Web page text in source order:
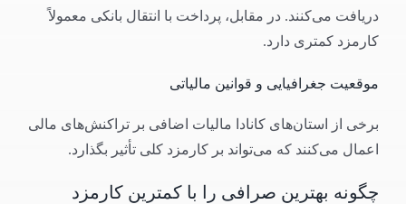
دریافت می‌کنند. در مقابل، پرداخت با انتقال بانکی معمولاً
کارمزد کمتری دارد.
موقعیت جغرافیایی و قوانین مالیاتی
برخی از استان‌های کانادا مالیات اضافی بر تراکنش‌های مالی
اعمال می‌کنند که می‌تواند بر کارمزد کلی تأثیر بگذارد.
چگونه بهترین صرافی را با کمترین کارمزد